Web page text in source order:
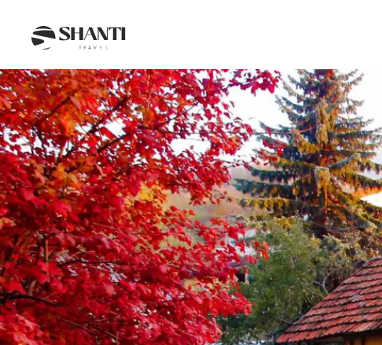
Intro Itinéraire